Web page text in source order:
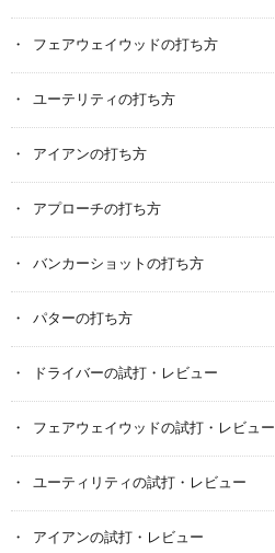
フェアウェイウッドの打ち方
ユーテリティの打ち方
アイアンの打ち方
アプローチの打ち方
バンカーショットの打ち方
パターの打ち方
ドライバーの試打・レビュー
フェアウェイウッドの試打・レビュー
ユーティリティの試打・レビュー
アイアンの試打・レビュー